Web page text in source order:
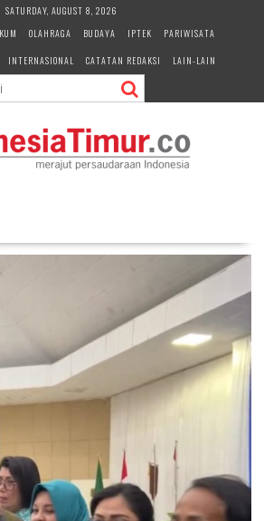
SATURDAY, AUGUST 8, 2026
OLAHRAGA BUDAYA IPTEK
PARIWISATA
INTERNASIONAL CATATAN REDAKSI LAIN-LAIN